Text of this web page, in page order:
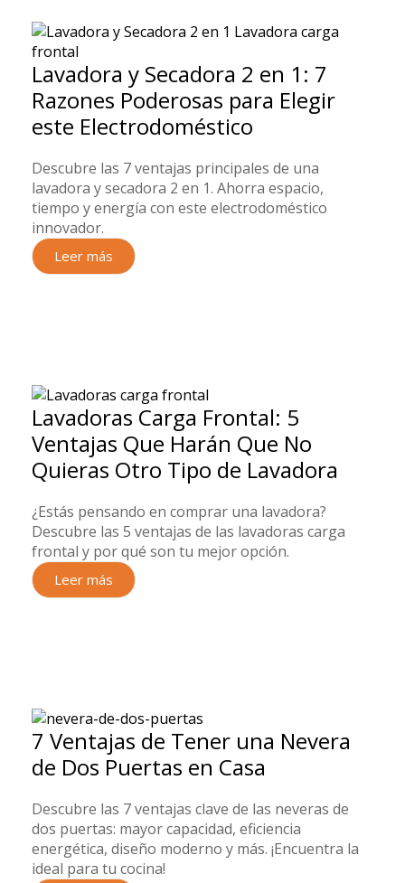
Lavadora y Secadora 2 en 1: 7
Razones Poderosas para Elegir
este Electrodoméstico
Descubre las 7 ventajas principales de una
lavadora y secadora 2 en 1. Ahorra espacio,
tiempo y energía con este electrodoméstico
innovador.
Leer más
Lavadoras Carga Frontal: 5
Ventajas Que Harán Que No
Quieras Otro Tipo de Lavadora
¿Estás pensando en comprar una lavadora?
Descubre las 5 ventajas de las lavadoras carga
frontal y por qué son tu mejor opción.
Leer más
7 Ventajas de Tener una Nevera
de Dos Puertas en Casa
Descubre las 7 ventajas clave de las neveras de
dos puertas: mayor capacidad, eficiencia
energética, diseño moderno y más. ¡Encuentra la
ideal para tu cocina!